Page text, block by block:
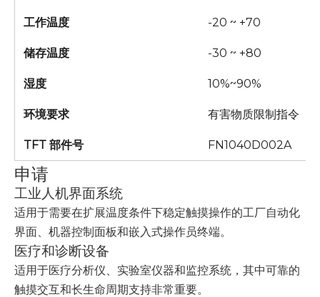
工作温度 -20 ~ +70
储存温度 -30 ~ +80
湿度 10%~90%
环境要求 有害物质限制指令
TFT 部件号 FN1040D002A
申请
工业人机界面系统
适用于需要在扩展温度条件下稳定触摸操作的工厂自动化
界面、机器控制面板和嵌入式操作员终端。
医疗和诊断设备
适用于医疗分析仪、实验室仪器和监控系统，其中可靠的
触摸交互和长生命周期支持非常重要。